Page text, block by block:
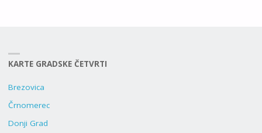
KARTE GRADSKE ČETVRTI
Brezovica
Črnomerec
Donji Grad